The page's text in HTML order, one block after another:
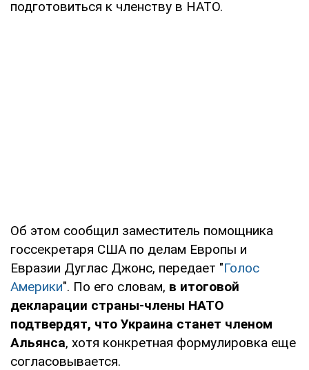
подготовиться к членству в НАТО.
Об этом сообщил заместитель помощника
госсекретаря США по делам Европы и
Евразии Дуглас Джонс, передает "Голос
Америки". По его словам, в итоговой
декларации страны-члены НАТО
подтвердят, что Украина станет членом
Альянса, хотя конкретная формулировка еще
согласовывается.